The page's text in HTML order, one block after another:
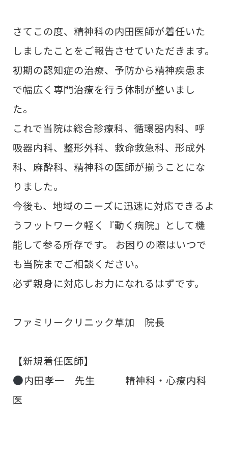
さてこの度、精神科の内田医師が着任いた
しましたことをご報告させていただきます。
初期の認知症の治療、予防から精神疾患ま
で幅広く専門治療を行う体制が整いまし
た。
これで当院は総合診療科、循環器内科、呼
吸器内科、整形外科、救命救急科、形成外
科、麻酔科、精神科の医師が揃うことにな
りました。
今後も、地域のニーズに迅速に対応できるよ
うフットワーク軽く『動く病院』として機
能して参る所存です。 お困りの際はいつで
も当院までご相談ください。
必ず親身に対応しお力になれるはずです。
ファミリークリニック草加 院長
【新規着任医師】
内田孝一 先生 精神科・心療内科
医